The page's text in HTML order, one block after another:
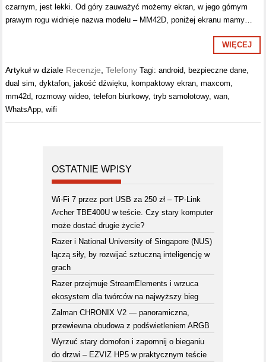
czarnym, jest lekki. Od góry zauważyć możemy ekran, w jego górnym
prawym rogu widnieje nazwa modelu – MM42D, poniżej ekranu mamy…
WIĘCEJ
Artykuł w dziale Recenzje ,Telefony Tagi:android, bezpieczne dane,
dual sim,dyktafon,jakość dźwięku, kompaktowy ekran,maxcom,
mm42d,rozmowy wideo,telefon biurkowy,tryb samolotowy,wan,
WhatsApp,wifi
OSTATNIE WPISY
Wi-Fi 7 przez port USB za 250 zł – TP-Link
Archer TBE400U w teście. Czy stary komputer
może dostać drugie życie?
Razer i National University of Singapore (NUS)
łączą siły, by rozwijać sztuczną inteligencję w
grach
Razer przejmuje StreamElements i wrzuca
ekosystem dla twórców na najwyższy bieg
Zalman CHRONIX V2 — panoramiczna,
przewiewna obudowa z podświetleniem ARGB
Wyrzuć stary domofon i zapomnij o bieganiu
do drzwi – EZVIZ HP5 w praktycznym teście